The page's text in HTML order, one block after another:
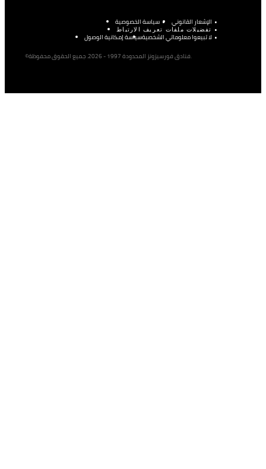
الإشعار القانوني سياسة الخصوصية
تفضيلات ملفات تعريف الارتباط
لا تبيعوا معلوماتي الشخصيةسياسة إمكانية الوصول
©فنادق فورسيزونز المحدودة 1997 - 2026. جميع الحقوق محفوظة.